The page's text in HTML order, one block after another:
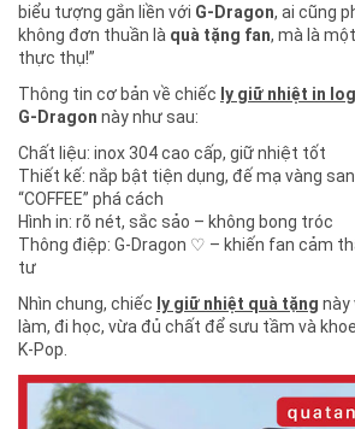
biểu tượng gắn liền với G-Dragon, ai cũng
không đơn thuần là quà tặng fan, mà là
thực thụ!”
Thông tin cơ bản về chiếc ly giữ nhiệt in
G-Dragon này như sau:
Chất liệu: inox 304 cao cấp, giữ nhiệt tốt
Thiết kế: nắp bật tiện dụng, đế mạ vàng
“COFFEE” phá cách
Hình in: rõ nét, sắc sảo – không bong tróc
Thông điệp: G-Dragon ♡ – khiến fan cảm
tư
Nhìn chung, chiếc ly giữ nhiệt quà tặng này
làm, đi học, vừa đủ chất để sưu tầm và
K-Pop.